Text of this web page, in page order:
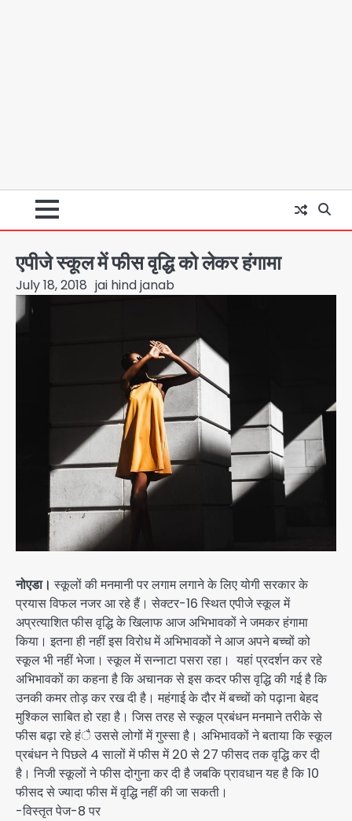
एपीजे स्कूल में फीस वृद्धि को लेकर हंगामा
July 18, 2018 jai hind janab
नोएडा। स्कूलों की मनमानी पर लगाम लगाने के लिए योगी सरकार के
प्रयास विफल नजर आ रहे हैं। सेक्टर-16 स्थित एपीजे स्कूल में
अप्रत्याशित फीस वृद्धि के खिलाफ आज अभिभावकों ने जमकर हंगामा
किया। इतना ही नहीं इस विरोध में अभिभावकों ने आज अपने बच्चों को
स्कूल भी नहीं भेजा। स्कूल में सन्नाटा पसरा रहा। यहां प्रदर्शन कर रहे
अभिभावकों का कहना है कि अचानक से इस कदर फीस वृद्धि की गई है कि
उनकी कमर तोड़ कर रख दी है। महंगाई के दौर में बच्चों को पढ़ाना बेहद
मुश्किल साबित हो रहा है। जिस तरह से स्कूल प्रबंधन मनमाने तरीके से
फीस बढ़ा रहे हंै उससे लोगों में गुस्सा है। अभिभावकों ने बताया कि स्कूल
प्रबंधन ने पिछले 4 सालों में फीस में 20 से 27 फीसद तक वृद्धि कर दी
है। निजी स्कूलों ने फीस दोगुना कर दी है जबकि प्रावधान यह है कि 10
फीसद से ज्यादा फीस में वृद्धि नहीं की जा सकती।
-विस्तृत पेज-8 पर